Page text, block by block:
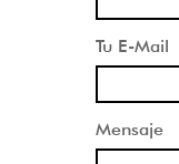
Tu E-Mail
Mensaje